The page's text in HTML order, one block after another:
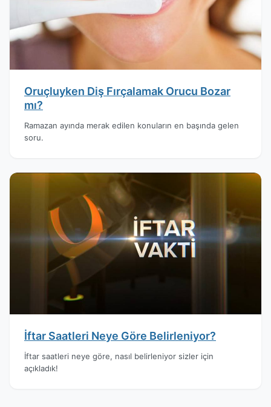
Oruçluyken Diş Fırçalamak Orucu Bozar
mı?
Ramazan ayında merak edilen konuların en başında gelen
soru.
İftar Saatleri Neye Göre Belirleniyor?
İftar saatleri neye göre, nasıl belirleniyor sizler için
açıkladık!